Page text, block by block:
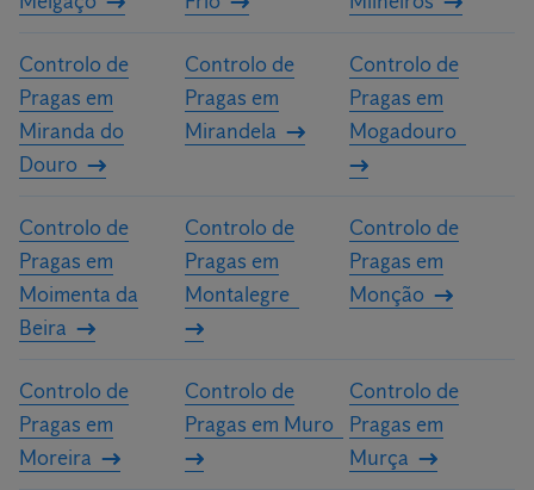
Controlo de
Pragas em
Miranda do
Douro
Controlo de
Pragas em
Mirandela
Controlo de
Pragas em
Mogadouro
Controlo de
Pragas em
Moimenta da
Beira
Controlo de
Pragas em
Montalegre
Controlo de
Pragas em
Monção
Controlo de
Pragas em
Moreira
Controlo de
Pragas em Muro
Controlo de
Pragas em
Murça